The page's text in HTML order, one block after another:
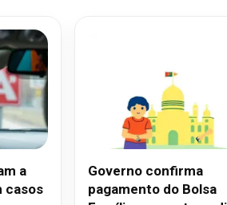
a
casos
Governo confirma
pagamento do Bolsa